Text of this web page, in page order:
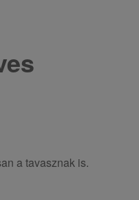
a tavasznak is.